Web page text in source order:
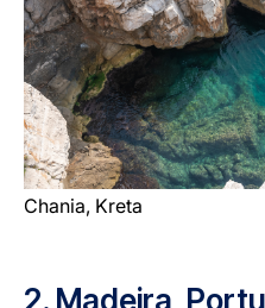
Chania, Kreta
2. Madeira,